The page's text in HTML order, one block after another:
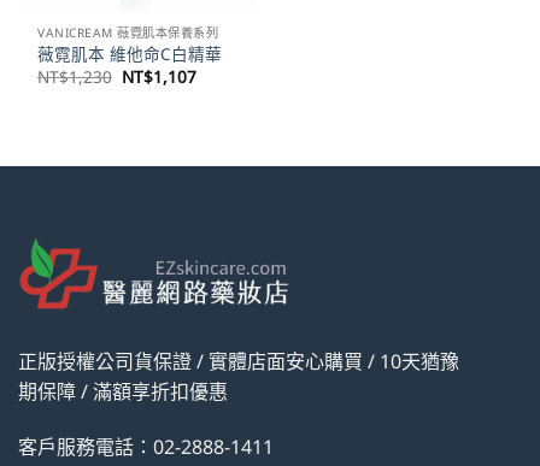
VANICREAM 薇霓肌本保養系列
薇霓肌本 維他命C白精華
NT$1,230 原
始
NT$1,107目
正版授權公司貨保證 / 實體店面安心購買 / 10天猶豫
期保障 / 滿額享折扣優惠
客戶服務電話：02-2888-1411